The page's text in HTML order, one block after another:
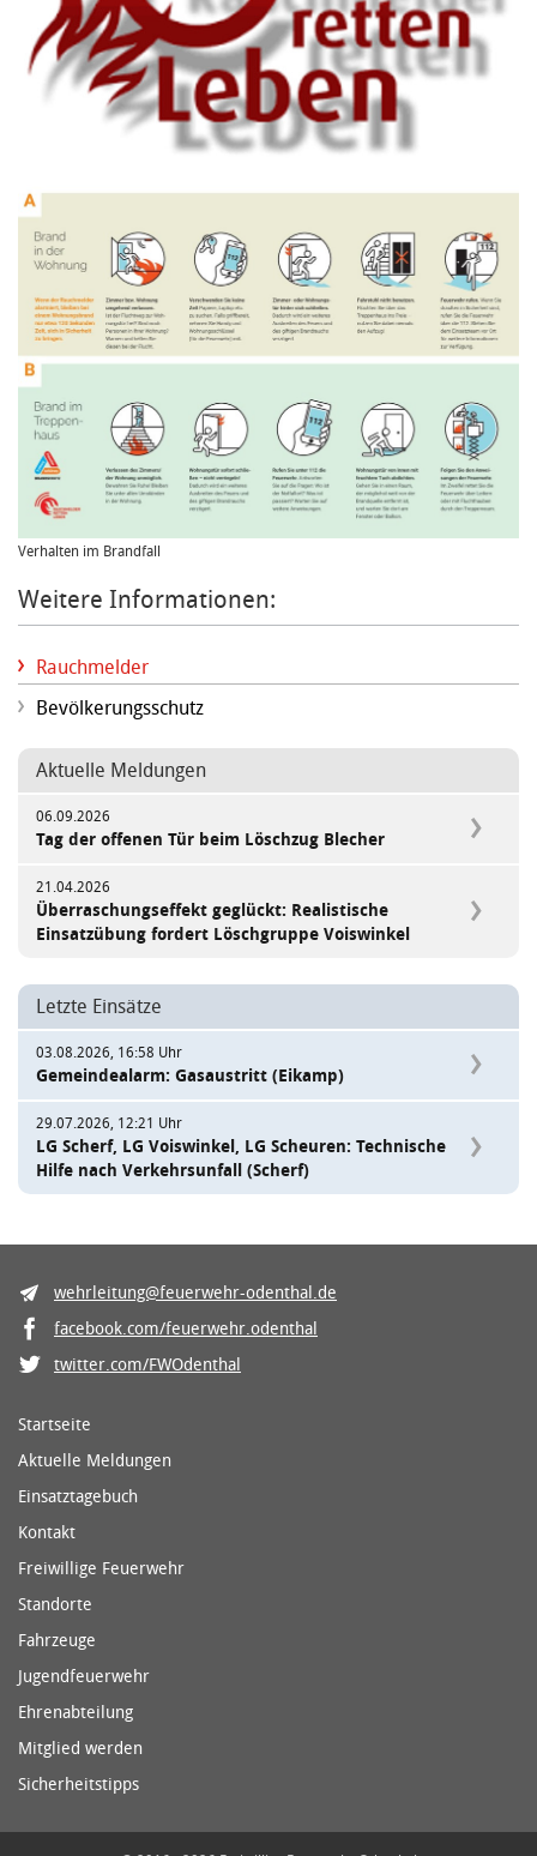
Verhalten im Brandfall
Weitere Informationen:
Rauchmelder
Bevölkerungsschutz
Aktuelle Meldungen
06.09.2026
Tag der offenen Tür beim Löschzug Blecher
21.04.2026
Überraschungseffekt geglückt: Realistische
Einsatzübung fordert Löschgruppe Voiswinkel
Letzte Einsätze
03.08.2026, 16:58 Uhr
Gemeindealarm: Gasaustritt (Eikamp)
29.07.2026, 12:21 Uhr
LG Scherf, LG Voiswinkel, LG Scheuren: Technische
Hilfe nach Verkehrsunfall (Scherf)
wehrleitung@feuerwehr-odenthal.de
facebook.com/feuerwehr.odenthal
twitter.com/FWOdenthal
Startseite
Aktuelle Meldungen
Einsatztagebuch
Kontakt
Freiwillige Feuerwehr
Standorte
Fahrzeuge
Jugendfeuerwehr
Ehrenabteilung
Mitglied werden
Sicherheitstipps